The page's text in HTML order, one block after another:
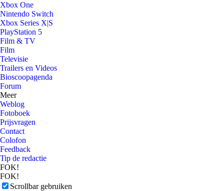
Xbox One
Nintendo Switch
Xbox Series X|S
PlayStation 5
Film & TV
Film
Televisie
Trailers en Videos
Bioscoopagenda
Forum
Meer
Weblog
Fotoboek
Prijsvragen
Contact
Colofon
Feedback
Tip de redactie
FOK!
FOK!
Scrollbar gebruiken